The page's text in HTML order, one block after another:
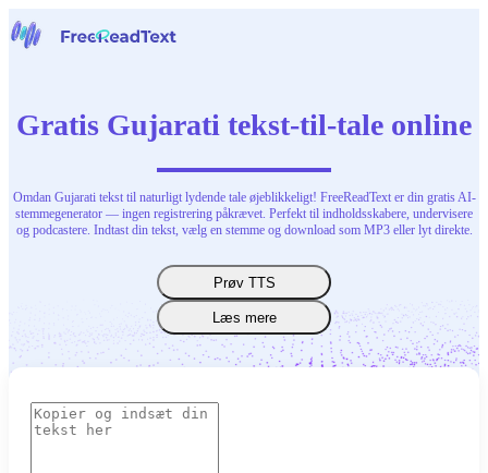
Værktøjer
Kontakt os
Gratis Gujarati tekst-til-tale online
Omdan Gujarati tekst til naturligt lydende tale øjeblikkeligt! FreeReadText er din gratis AI-
stemmegenerator — ingen registrering påkrævet. Perfekt til indholdsskabere, undervisere
og podcastere. Indtast din tekst, vælg en stemme og download som MP3 eller lyt direkte.
Prøv TTS
Læs mere